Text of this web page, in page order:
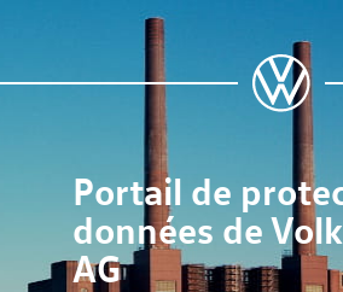
Portail de
données de
AG